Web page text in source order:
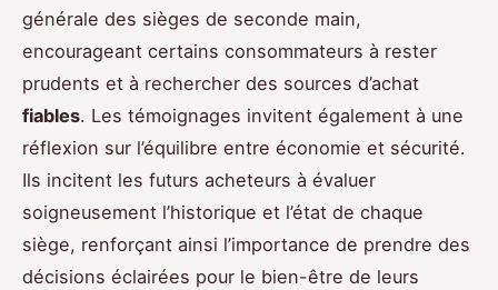
générale des sièges de seconde main,
encourageant certains consommateurs à rester
prudents et à rechercher des sources d’achat
fiables. Les témoignages invitent également à une
réflexion sur l’équilibre entre économie et sécurité.
Ils incitent les futurs acheteurs à évaluer
soigneusement l’historique et l’état de chaque
siège, renforçant ainsi l’importance de prendre des
décisions éclairées pour le bien-être de leurs